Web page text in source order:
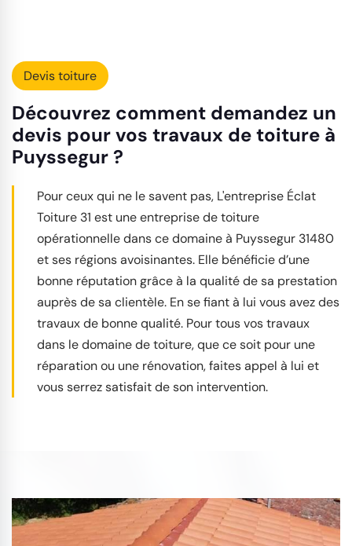
Devis toiture
Découvrez comment demandez un
devis pour vos travaux de toiture à
Puyssegur ?
Pour ceux qui ne le savent pas, L'entreprise Éclat
Toiture 31 est une entreprise de toiture
opérationnelle dans ce domaine à Puyssegur 31480
et ses régions avoisinantes. Elle bénéficie d’une
bonne réputation grâce à la qualité de sa prestation
auprès de sa clientèle. En se fiant à lui vous avez des
travaux de bonne qualité. Pour tous vos travaux
dans le domaine de toiture, que ce soit pour une
réparation ou une rénovation, faites appel à lui et
vous serrez satisfait de son intervention.